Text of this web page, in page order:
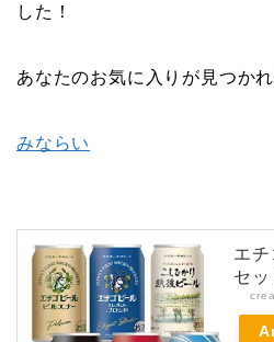
した！
あなたのお気に入りが見つか
みならい
エ
セッ